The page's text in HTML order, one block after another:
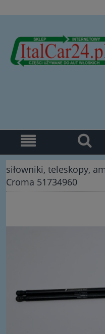
siłowniki, teleskopy,
Croma 51734960